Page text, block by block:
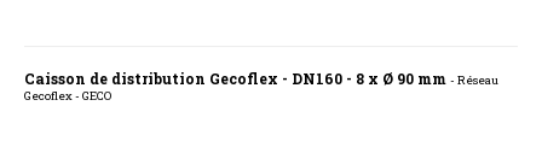
Caisson de distribution Gecoflex - DN160 - 8 x Ø 90 mm - Réseau
Gecoflex - GECO